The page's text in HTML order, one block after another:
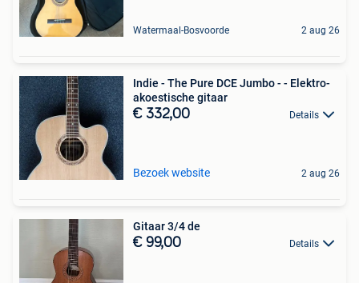
Watermaal-Bosvoorde 2 aug 26
Indie - The Pure DCE Jumbo - - Elektro-
akoestische gitaar
€ 332,00 Details
Bezoek website 2 aug 26
Gitaar 3/4 de
€ 99,00 Details